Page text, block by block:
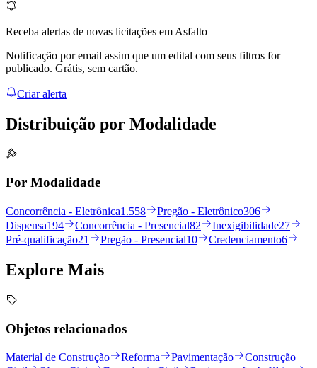
Receba alertas de novas licitações em Asfalto
Notificação por email assim que um edital com seus filtros for
publicado. Grátis, sem cartão.
Criar alerta
Distribuição por Modalidade
Por Modalidade
Concorrência - Eletrônica1.558 Pregão - Eletrônico306
Dispensa194 Concorrência - Presencial82 Inexigibilidade27
Pré-qualificação21 Pregão - Presencial10 Credenciamento6
Explore Mais
Objetos relacionados
Material de Construção Reforma Pavimentação
Construção